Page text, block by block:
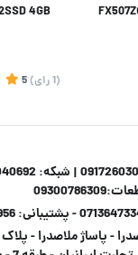
4GB
(1 رای)
5